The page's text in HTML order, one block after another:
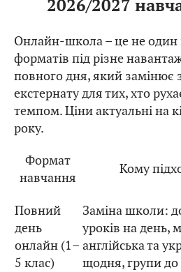
2026/2027
Онлайн-школа – це не один
форматів під різне
повного дня, який замінює
екстернату для тих, хто
темпом. Ціни актуальні на
року.
Формат
навчання
Кому
Повний
день
онлайн (1–
5 клас)
Заміна школи:
уроків на день,
англійська та
щодня, групи до